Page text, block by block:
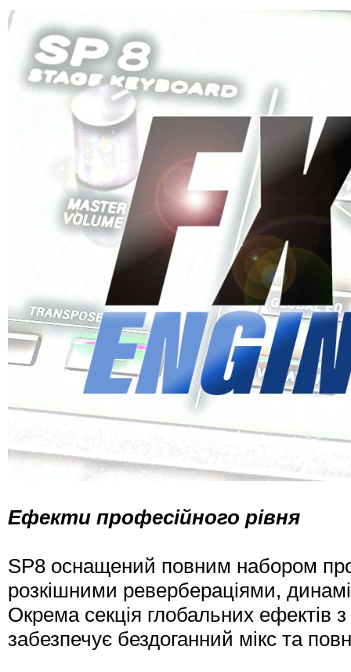
Ефекти професійного рівня
SP8 оснащений повним набором
розкішними ревербераціями,
Окрема секція глобальних ефектів
забезпечує бездоганний мікс та